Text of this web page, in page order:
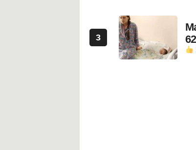
3